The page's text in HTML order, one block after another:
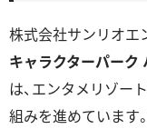
株式会社サンリオエ
キャラクターパーク
は、エンタメリゾー
組みを進めています。